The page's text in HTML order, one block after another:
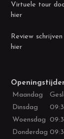
Virtuele tour
hier
Review
hier
Maandag
Dinsdag
Woensdag
Donderdag